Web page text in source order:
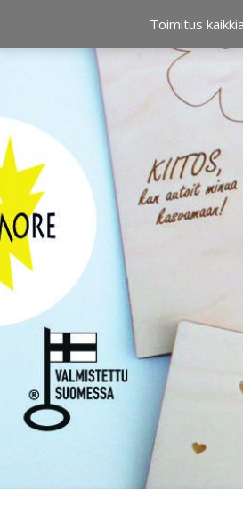
Toimitus